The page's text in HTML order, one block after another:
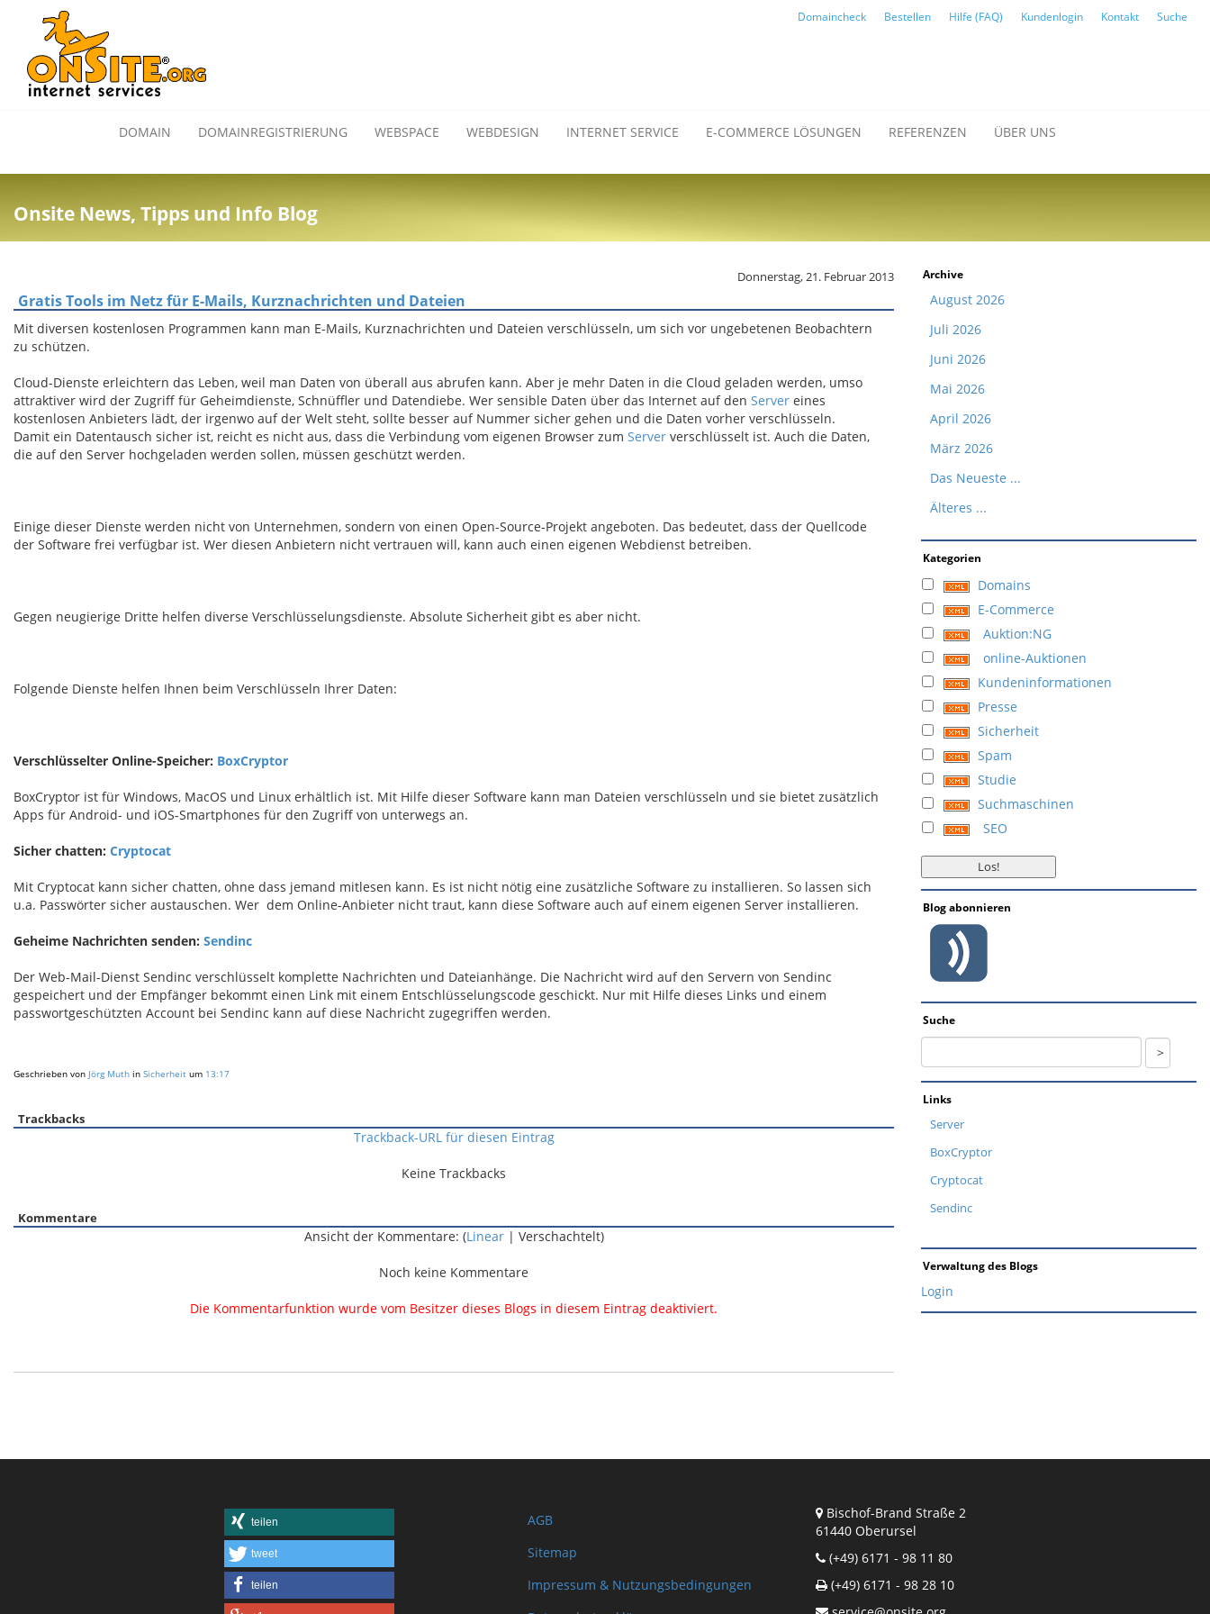
Domaincheck Bestellen Hilfe (FAQ) Kundenlogin Kontakt Suche
DOMAIN DOMAINREGISTRIERUNG WEBSPACE WEBDESIGN INTERNET SERVICE E-COMMERCE LÖSUNGEN REFERENZEN ÜBER UNS
Onsite News, Tipps und Info Blog
Donnerstag, 21. Februar 2013
Gratis Tools im Netz für E-Mails, Kurznachrichten und Dateien
Mit diversen kostenlosen Programmen kann man E-Mails, Kurznachrichten und Dateien verschlüsseln, um sich vor ungebetenen Beobachtern
zu schützen.
Cloud-Dienste erleichtern das Leben, weil man Daten von überall aus abrufen kann. Aber je mehr Daten in die Cloud geladen werden, umso
attraktiver wird der Zugriff für Geheimdienste, Schnüffler und Datendiebe. Wer sensible Daten über das Internet auf den Server eines
kostenlosen Anbieters lädt, der irgenwo auf der Welt steht, sollte besser auf Nummer sicher gehen und die Daten vorher verschlüsseln.
Damit ein Datentausch sicher ist, reicht es nicht aus, dass die Verbindung vom eigenen Browser zum Server verschlüsselt ist. Auch die Daten,
die auf den Server hochgeladen werden sollen, müssen geschützt werden.
Einige dieser Dienste werden nicht von Unternehmen, sondern von einen Open-Source-Projekt angeboten. Das bedeutet, dass der Quellcode
der Software frei verfügbar ist. Wer diesen Anbietern nicht vertrauen will, kann auch einen eigenen Webdienst betreiben.
Gegen neugierige Dritte helfen diverse Verschlüsselungsdienste. Absolute Sicherheit gibt es aber nicht.
Folgende Dienste helfen Ihnen beim Verschlüsseln Ihrer Daten:
Verschlüsselter Online-Speicher: BoxCryptor
BoxCryptor ist für Windows, MacOS und Linux erhältlich ist. Mit Hilfe dieser Software kann man Dateien verschlüsseln und sie bietet zusätzlich
Apps für Android- und iOS-Smartphones für den Zugriff von unterwegs an.
Sicher chatten: Cryptocat
Mit Cryptocat kann sicher chatten, ohne dass jemand mitlesen kann. Es ist nicht nötig eine zusätzliche Software zu installieren. So lassen sich
u.a. Passwörter sicher austauschen. Wer dem Online-Anbieter nicht traut, kann diese Software auch auf einem eigenen Server installieren.
Geheime Nachrichten senden: Sendinc
Der Web-Mail-Dienst Sendinc verschlüsselt komplette Nachrichten und Dateianhänge. Die Nachricht wird auf den Servern von Sendinc
gespeichert und der Empfänger bekommt einen Link mit einem Entschlüsselungscode geschickt. Nur mit Hilfe dieses Links und einem
passwortgeschützten Account bei Sendinc kann auf diese Nachricht zugegriffen werden.
Geschrieben von Jörg Muth in Sicherheit um 13:17
Trackbacks
Trackback-URL für diesen Eintrag
Keine Trackbacks
Kommentare
Ansicht der Kommentare: (Linear| Verschachtelt)
Noch keine Kommentare
Die Kommentarfunktion wurde vom Besitzer dieses Blogs in diesem Eintrag deaktiviert.
Archive
August 2026
Juli 2026
Juni 2026
Mai 2026
April 2026
März 2026
Das Neueste ...
Älteres ...
Kategorien
Domains
E-Commerce
Auktion:NG
online-Auktionen
Kundeninformationen
Presse
Sicherheit
Spam
Studie
Suchmaschinen
SEO
Blog abonnieren
Suche
Links
Server
BoxCryptor
Cryptocat
Sendinc
Verwaltung des Blogs
Login
teilen
tweet
teilen
AGB
Sitemap
Impressum & Nutzungsbedingungen
Bischof-Brand Straße 2
61440 Oberursel
(+49) 6171 - 98 11 80
(+49) 6171 - 98 28 10